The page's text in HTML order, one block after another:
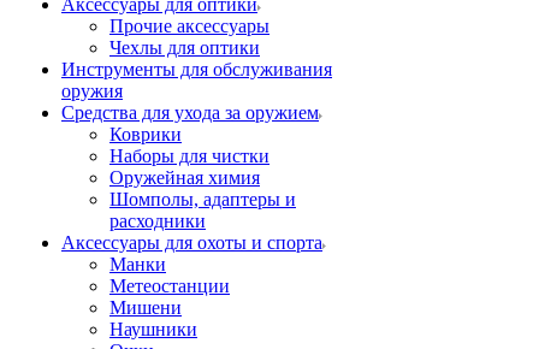
Аксессуары для оптики
Прочие аксессуары
Чехлы для оптики
Инструменты для обслуживания
оружия
Средства для ухода за оружием
Коврики
Наборы для чистки
Оружейная химия
Шомполы, адаптеры и
расходники
Аксессуары для охоты и спорта
Манки
Метеостанции
Мишени
Наушники